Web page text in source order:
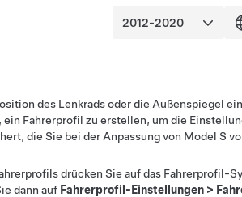
des Lenkrads oder die Außenspiegel
Fahrerprofil zu erstellen, um die
die Sie bei der Anpassung von Model S
drücken Sie auf das Fahrerprofil-
dann auf Fahrerprofil-Einstellungen>